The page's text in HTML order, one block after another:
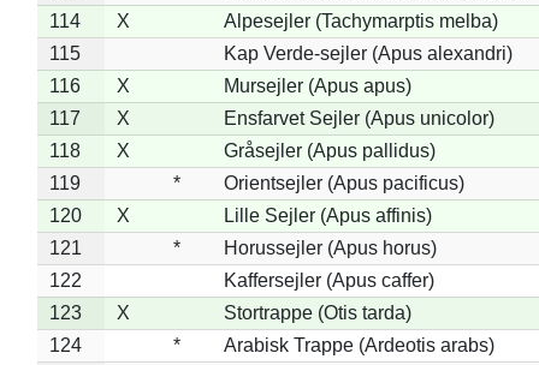
114
X
Alpesejler (Tachymarptis melba)
115
Kap Verde-sejler (Apus alexandri)
116
X
Mursejler (Apus apus)
117
X
Ensfarvet Sejler (Apus unicolor)
118
X
Gråsejler (Apus pallidus)
119
*
Orientsejler (Apus pacificus)
120
X
Lille Sejler (Apus affinis)
121
*
Horussejler (Apus horus)
122
Kaffersejler (Apus caffer)
123
X
Stortrappe (Otis tarda)
124
*
Arabisk Trappe (Ardeotis arabs)